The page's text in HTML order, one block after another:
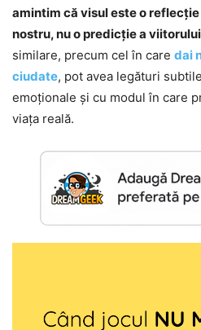
amintim că visul este o
nostru, nu o predicție a viitorului
similare, precum cel în care dai
ciudate, pot avea legături
emoționale și cu modul în care
viața reală.